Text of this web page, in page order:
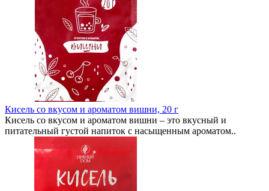
Кисель со вкусом и ароматом вишни, 20 г
Кисель со вкусом и ароматом вишни – это вкусный и
питательный густой напиток с насыщенным ароматом..